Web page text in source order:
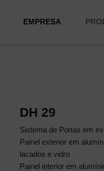
EMPRESA
DH 29
Sistema de Portas em
Painel exterior em
lacados e vidro
Painel interior em